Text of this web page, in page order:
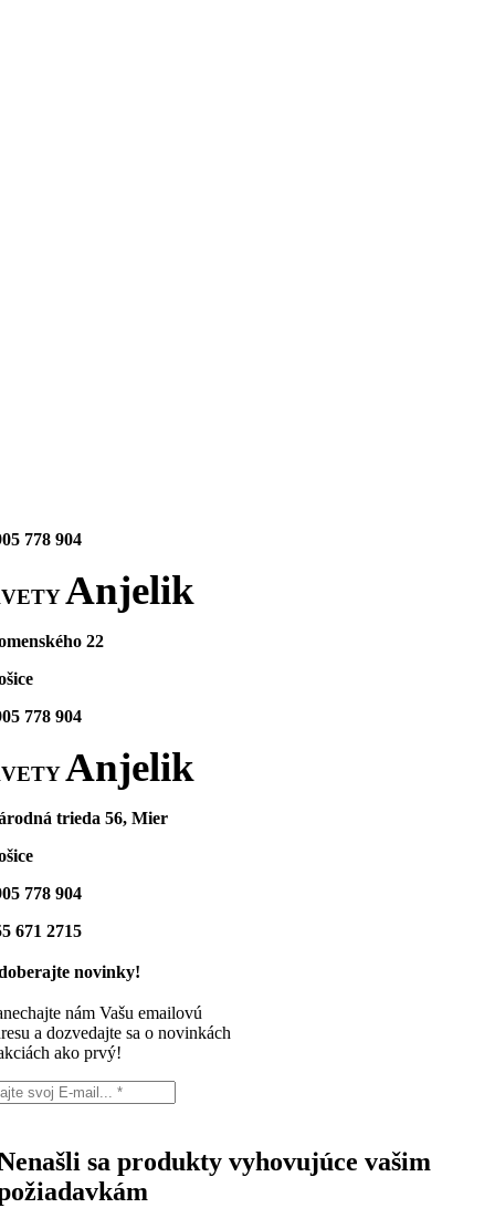
778 904
Anjelik
22
778 904
Anjelik
trieda 56, Mier
778 904
671 2715
sa produkty vyhovujúce vašim
novinky!
nám Vašu emailovú
a dozvedajte sa o novinkách
ako prvý!